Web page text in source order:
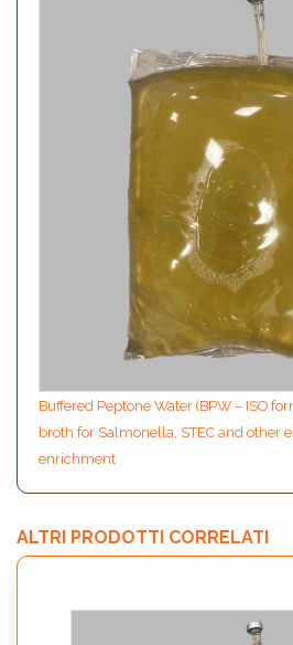
Buffered Peptone Water (BPW – ISO
broth for Salmonella, STEC and other
enrichment
ALTRI PRODOTTI CORRELATI